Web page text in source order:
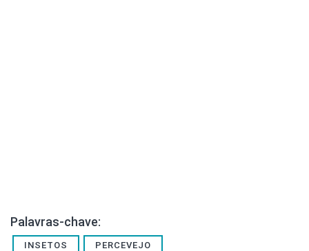
Palavras-chave:
INSETOS PERCEVEJO